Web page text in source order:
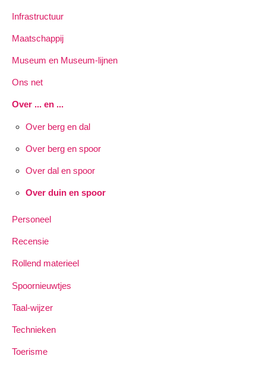
Infrastructuur
Maatschappij
Museum en Museum-lijnen
Ons net
Over ... en ...
Over berg en dal
Over berg en spoor
Over dal en spoor
Over duin en spoor
Personeel
Recensie
Rollend materieel
Spoornieuwtjes
Taal-wijzer
Technieken
Toerisme